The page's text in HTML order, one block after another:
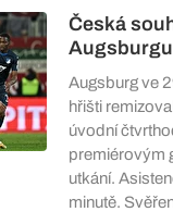
Česká
Augsburg ve
hřišti
úvodní
premiérovým
utkání.
minutě.